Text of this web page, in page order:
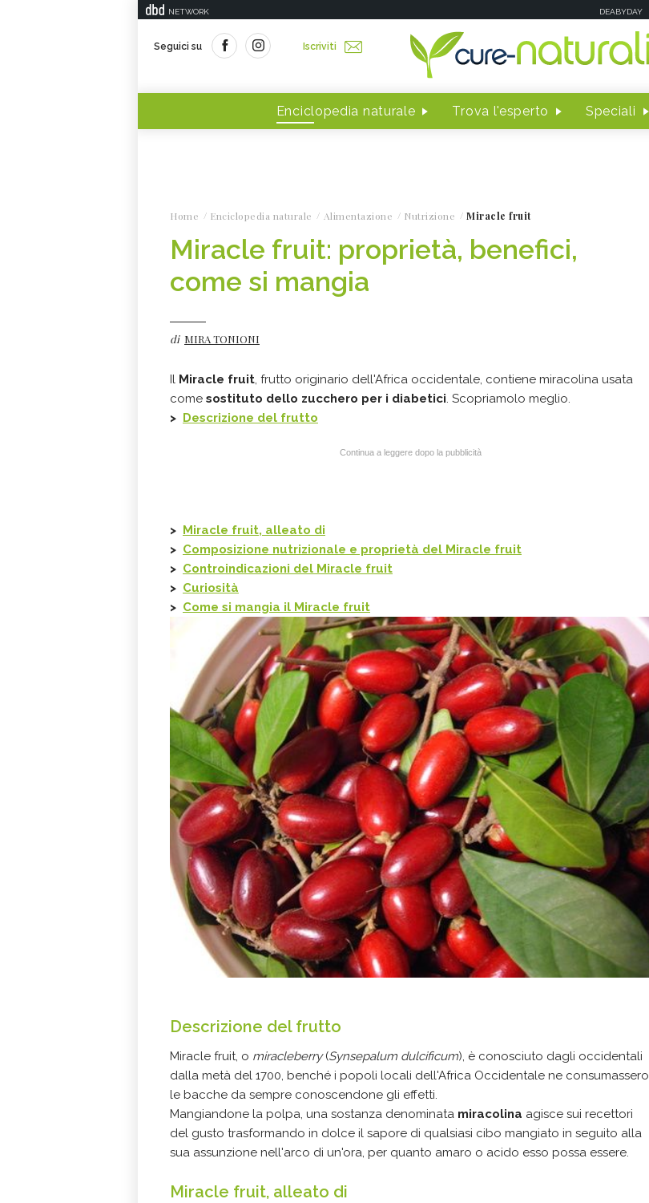
NETWORK DEABYDAY
Seguici su Iscriviti
Enciclopedia naturale Trova l'esperto Speciali
Home Enciclopedia naturale Alimentazione Nutrizione Miracle fruit
Miracle fruit: proprietà, benefici,
come si mangia
di MIRA TONIONI
Il Miracle fruit, frutto originario dell'Africa occidentale, contiene miracolina usata
come sostituto dello zucchero per i diabetici. Scopriamolo meglio.
> Descrizione del frutto
Continua a leggere dopo la pubblicità
> Miracle fruit, alleato di
> Composizione nutrizionale e proprietà del Miracle fruit
> Controindicazioni del Miracle fruit
> Curiosità
> Come si mangia il Miracle fruit
Descrizione del frutto
Miracle fruit, o miracleberry(Synsepalum dulcificum), è conosciuto dagli occidentali
dalla metà del 1700, benché i popoli locali dell'Africa Occidentale ne consumassero
le bacche da sempre conoscendone gli effetti.
Mangiandone la polpa, una sostanza denominata miracolina agisce sui recettori
del gusto trasformando in dolce il sapore di qualsiasi cibo mangiato in seguito alla
sua assunzione nell'arco di un'ora, per quanto amaro o acido esso possa essere.
Miracle fruit, alleato di